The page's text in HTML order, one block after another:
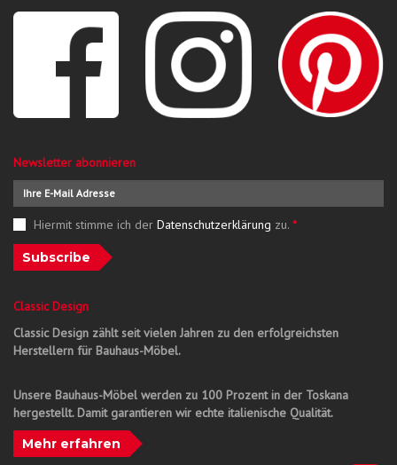
Newsletter abonnieren
Hiermit stimme ich der Datenschutzerklärung zu. *
Subscribe
Classic Design
Classic Design zählt seit vielen Jahren zu den erfolgreichsten
Herstellern für Bauhaus-Möbel.
Unsere Bauhaus-Möbel werden zu 100 Prozent in der Toskana
hergestellt. Damit garantieren wir echte italienische Qualität.
Mehr erfahren